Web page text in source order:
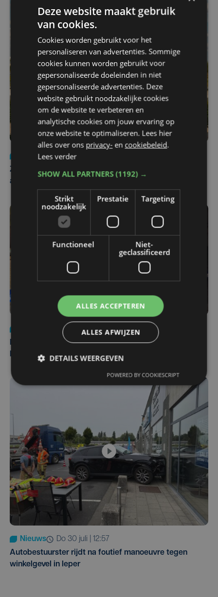
Nieuws Update
Zwaar ongeval op E403 in Izegem: drie rijstroken
afgesloten
di 4 augustus | 09:32
Man en vrouw dood aangetroffen in woning in Sint-
Pieters Brugge
Nieuws
do 30 juli | 12:57
Autobestuurster rijdt na foutief manoeuvre tegen
winkelgevel in Ieper
Deze website maakt gebruik
van cookies.
Cookies worden gebruikt voor het
personaliseren van advertenties. Sommige
cookies kunnen worden gebruikt voor
gepersonaliseerde doeleinden in niet
gepersonaliseerde advertenties. Deze
website gebruikt noodzakelijke cookies
om de website te verbeteren en
analytische cookies om jouw ervaring op
onze website te optimaliseren. Lees hier
alles over ons privacy- en cookiebeleid.
Lees verder
SHOW ALL PARTNERS(1192) →
Strikt
noodzakelijk
Prestatie Targeting
Functioneel
Niet-
geclassificeerd
ALLES ACCEPTEREN
ALLES AFWIJZEN
DETAILS WEERGEVEN
POWERED BY COOKIESCRIPT